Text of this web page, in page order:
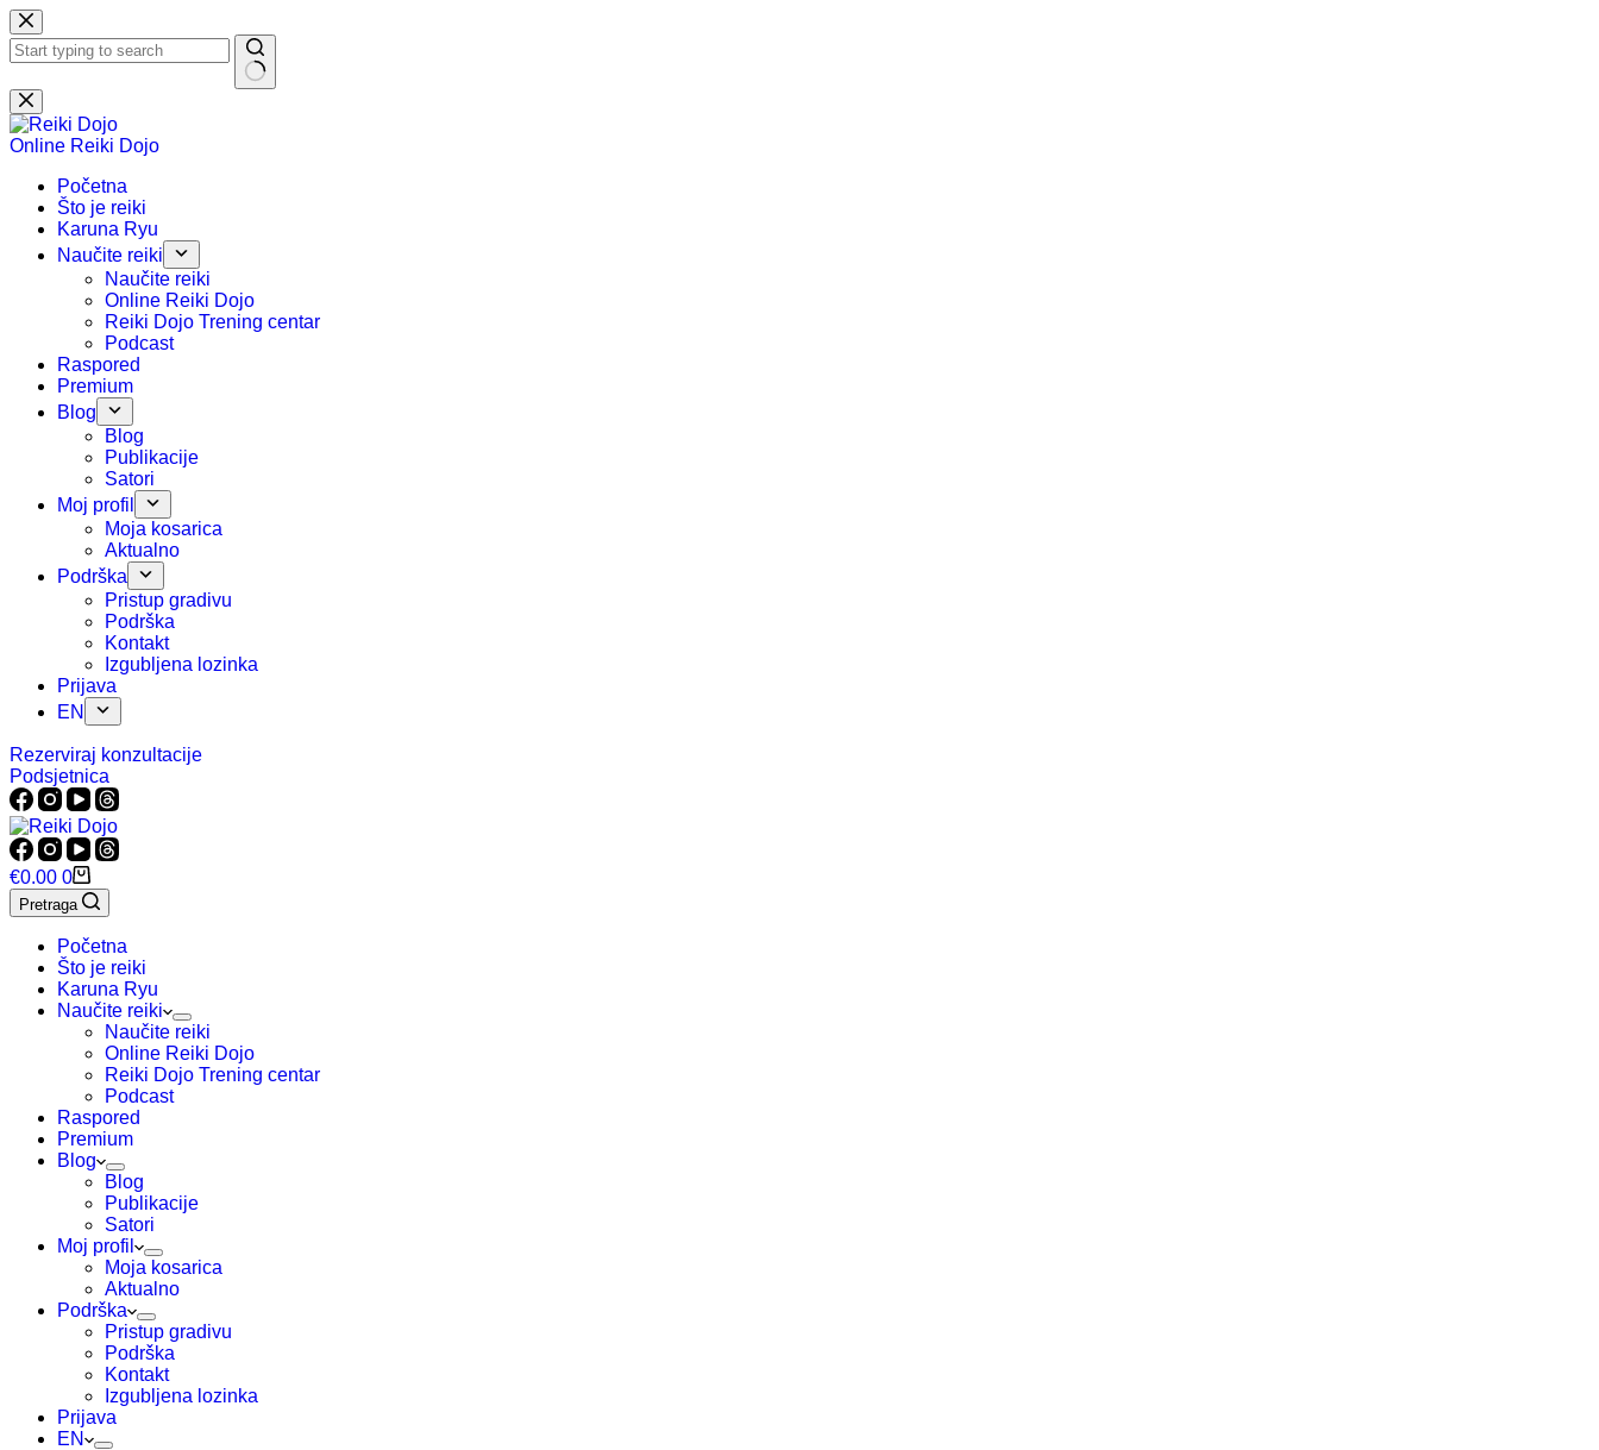
Preskoči
na
sadržaj
Nema
rezultata.
Online Reiki Dojo
Početna
Što je reiki
Karuna Ryu
Naučite reiki
Naučite reiki
Online Reiki Dojo
Reiki Dojo Trening centar
Podcast
Raspored
Premium
Blog
Blog
Publikacije
Satori
Moj profil
Moja kosarica
Aktualno
Podrška
Pristup gradivu
Podrška
Kontakt
Izgubljena lozinka
Prijava
EN
Rezerviraj konzultacije
Podsjetnica
Košarica
€0.00 0
Pretraga
Početna
Što je reiki
Karuna Ryu
Naučite reiki
Naučite reiki
Online Reiki Dojo
Reiki Dojo Trening centar
Podcast
Raspored
Premium
Blog
Blog
Publikacije
Satori
Moj profil
Moja kosarica
Aktualno
Podrška
Pristup gradivu
Podrška
Kontakt
Izgubljena lozinka
Prijava
EN